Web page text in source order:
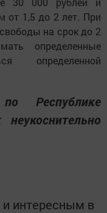
от 1,5 до 2 лет. При
на срок до 2
определенные
определенной
Республике
интересным в